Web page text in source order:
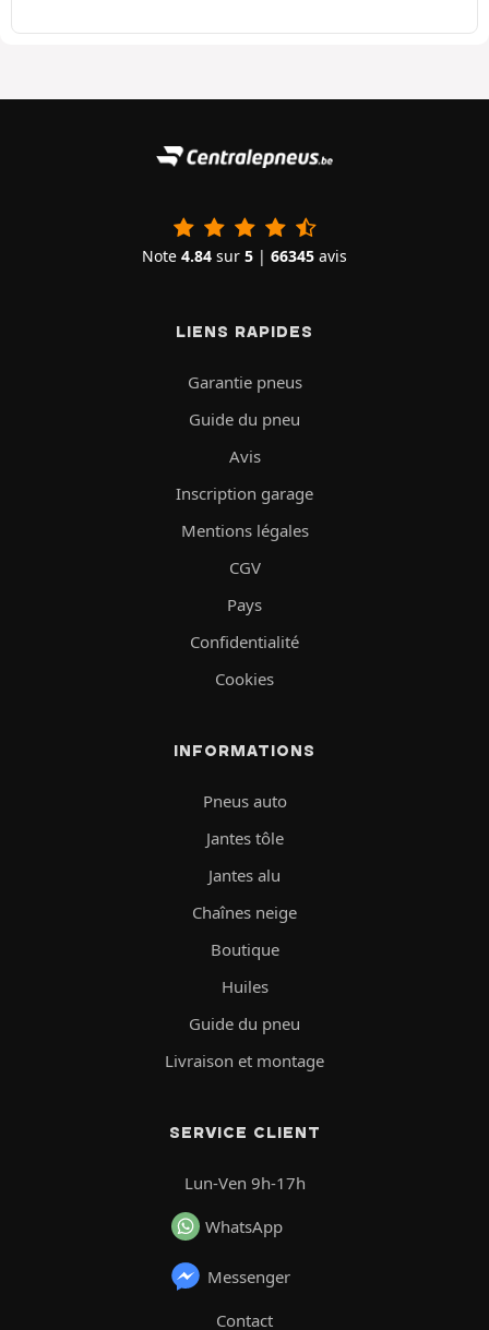
Note 4.84 sur 5 | 66345 avis
LIENS RAPIDES
Garantie pneus
Guide du pneu
Avis
Inscription garage
Mentions légales
CGV
Pays
Confidentialité
Cookies
INFORMATIONS
Pneus auto
Jantes tôle
Jantes alu
Chaînes neige
Boutique
Huiles
Guide du pneu
Livraison et montage
SERVICE CLIENT
Lun-Ven 9h-17h
WhatsApp
Messenger
Contact